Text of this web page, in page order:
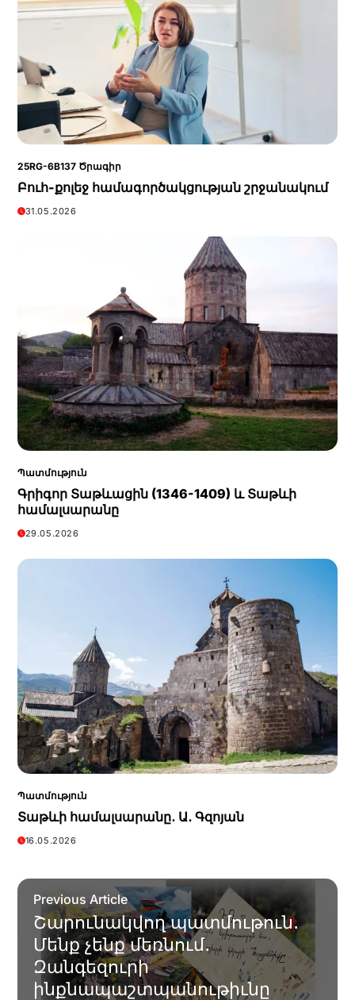
25RG-6B137 Ծրագիր
Բուհ-քոլեջ համագործակցության շրջանակում
31.05.2026
Պատմություն
Գրիգոր Տաթևացին (1346-1409) և Տաթևի
համալսարանը
29.05.2026
Պատմություն
Տաթևի համալսարանը․ Ա․ Գզոյան
16.05.2026
Previous Article
Շարունակվող պատմութուն․
Մենք չենք մեռնում․
Զանգեզուրի
ինքնապաշտպանութիւնը